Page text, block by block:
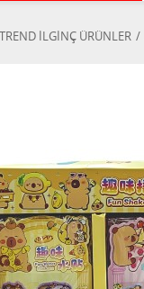
İLGİNÇ ÜRÜNLER